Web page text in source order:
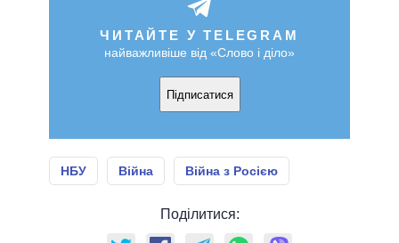
ЧИТАЙТЕ У TELEGRAM
найважливіше від «Слово і діло»
Підписатися
НБУ Війна Війна з Росією
Поділитися: